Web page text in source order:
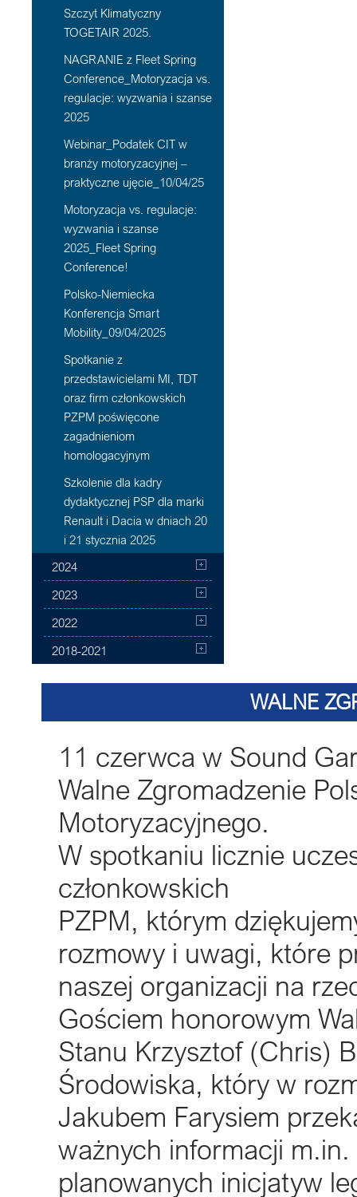
Szczyt Klimatyczny
TOGETAIR 2025.
NAGRANIE z Fleet Spring
Conference_Motoryzacja vs.
regulacje: wyzwania i szanse
2025
Webinar_Podatek CIT w
branży motoryzacyjnej –
praktyczne ujęcie_10/04/25
Motoryzacja vs. regulacje:
wyzwania i szanse
2025_Fleet Spring
Conference!
Polsko-Niemiecka
Konferencja Smart
Mobility_09/04/2025
Spotkanie z
przedstawicielami MI, TDT
oraz firm członkowskich
PZPM poświęcone
zagadnieniom
homologacyjnym
Szkolenie dla kadry
dydaktycznej PSP dla marki
Renault i Dacia w dniach 20
i 21 stycznia 2025
2024
2023
2022
2018-2021
WALNE
11 czerwca w Sound
Walne Zgromadzenie
Motoryzacyjnego.
W spotkaniu licznie
członkowskich
PZPM, którym
rozmowy i uwagi, które
naszej organizacji na
Gościem honorowym
Stanu Krzysztof (Chris)
Środowiska, który w
Jakubem Farysiem
ważnych informacji
planowanych inicjatyw